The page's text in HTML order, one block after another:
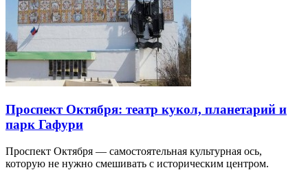
Проспект Октября: театр кукол, планетарий и
парк Гафури
Проспект Октября — самостоятельная культурная ось,
которую не нужно смешивать с историческим центром.